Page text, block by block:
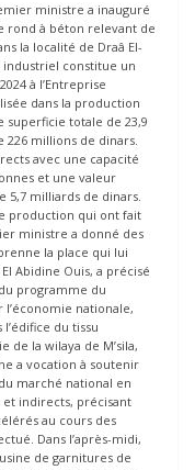
ministre a inauguré
rond à béton relevant de
la localité de Draâ El-
industriel constitue un
à l’Entreprise
dans la production
superficie totale de 23,9
millions de dinars.
avec une capacité
et une valeur
5,7 milliards de dinars.
production qui ont fait
ministre a donné des
la place qui lui
Abidine Ouis, a précisé
programme du
nationale,
l’édifice du tissu
de la wilaya de M’sila,
a vocation à soutenir
marché national en
indirects, précisant
au cours des
Dans l’après-midi,
de garnitures de